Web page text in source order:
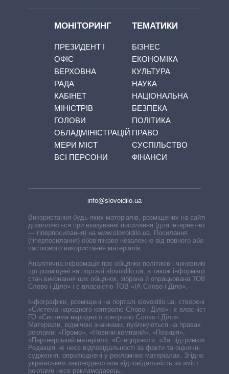
МОНІТОРИНГ
ПРЕЗИДЕНТ І
ОФІС
ВЕРХОВНА
РАДА
КАБІНЕТ
МІНІСТРІВ
ГОЛОВИ
ОБЛАДМІНІСТРАЦІЙ
МЕРИ МІСТ
ВСІ ПЕРСОНИ
ТЕМАТИКИ
БІЗНЕС
ЕКОНОМІКА
КУЛЬТУРА
НАУКА
НАЦІОНАЛЬНА
БЕЗПЕКА
ПОЛІТИКА
ПРАВО
СУСПІЛЬСТВО
ФІНАНСИ
info@slovoidilo.ua
Використання будь-яких матеріалів, розміщених на сайті,
дозволяється при вказуванні посилання (для інтернет-видань
— гіперпосилання) на www.slovoidilo.ua. Посилання
(гіперпосилання) обов’язкове незалежно від повного або
часткового використання матеріалів.
Аналітична інформація про обіцянки політиків і чиновників,
що розміщені на порталі slovoidilo.ua, а також інформація про
стан виконання цих обіцянок, зібрана й опрацьована ТОВ «ІА
Слово і Діло» і є власністю ТОВ «ІА Слово і Діло».
Інфографіки, розміщені на порталі slovoidilo.ua, створені ГО
«Система народного контролю Слово і Діло» і є власністю
ГО «Система народного контролю Слово і Діло».
Матеріали, відмічені значками, публікуються на правах
реклами: «Промо», «Новини компаній», «Позиція»,
«Партнерський матеріал», «Спецпроєкт», «За підтримки».
Редакція не несе відповідальності за факти та оціночні
судження, оприлюднені у рекламних матеріалах. Згідно з
українським законодавством відповідальність за зміст
реклами несе рекламодавець.